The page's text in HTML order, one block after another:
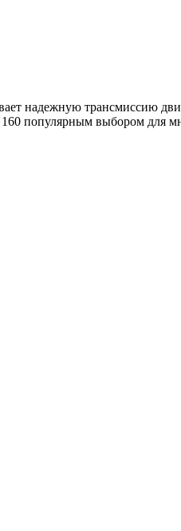
надежную трансмиссию
популярным выбором для